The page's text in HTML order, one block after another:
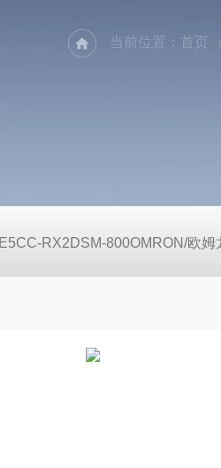
当前位置： 首页
E5CC-RX2DSM-800OMRON/欧